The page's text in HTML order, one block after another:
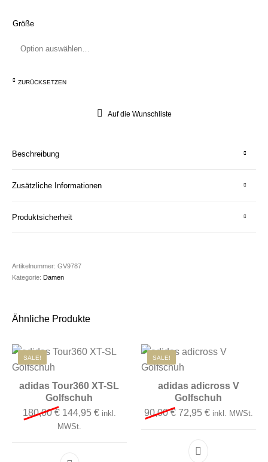
Größe
ZURÜCKSETZEN
Auf die Wunschliste
Beschreibung
Zusätzliche Informationen
Produktsicherheit
Artikelnummer:GV9787
Kategorie:Damen
Ähnliche Produkte
SALE!
adidas Tour360 XT-SL
Golfschuh
180,00€ Ursprünglicher Preis war: 180,00 €
144,95€Aktueller Preis ist: 144,95 €.
inkl.
MWSt.
SALE!
adidas adicross V
Golfschuh
90,00€ Ursprünglicher Preis
72,95 €Aktueller
inkl. MWSt.
Dieses Produkt